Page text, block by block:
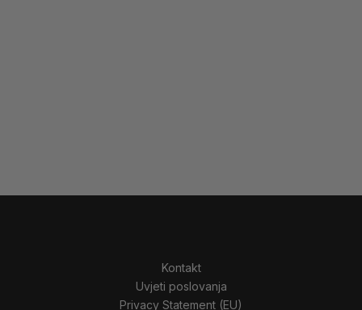
Kontakt
Uvjeti poslovanja
Privacy Statement (EU)